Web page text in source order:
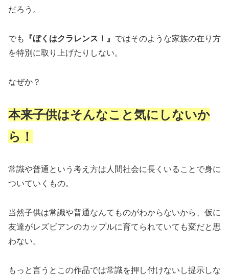
だろう。
でも 『ぼくはクラレンス！』 ではそのような家族の在り方
を特別に取り上げたりしない。
なぜか？
本来子供はそんなこと気にしないか
ら！
常識や普通という考え方は人間社会に長くいることで身に
ついていくもの。
当然子供は常識や普通なんてものがわからないから、仮に
友達がレズビアンのカップルに育てられていても変だと思
わない。
もっと言うとこの作品では常識を押し付けないし提示しな